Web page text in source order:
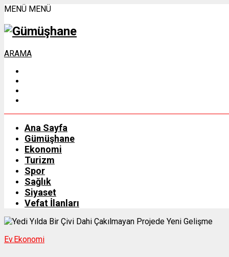
MENÜ MENÜ
ARAMA
Ana Sayfa
Gümüşhane
Ekonomi
Turizm
Spor
Sağlık
Siyaset
Vefat İlanları
Ev.Ekonomi